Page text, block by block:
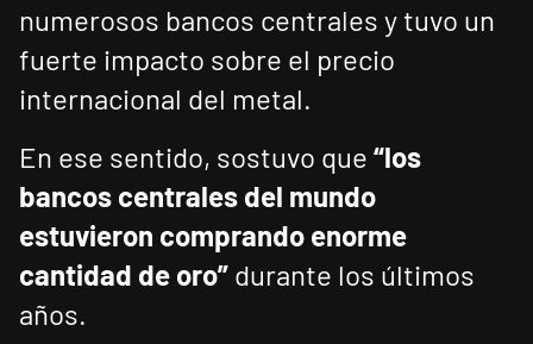
numerosos bancos centrales y tuvo un
fuerte impacto sobre el precio
internacional del metal.
En ese sentido, sostuvo que “los
bancos centrales del mundo
estuvieron comprando enorme
cantidad de oro” durante los últimos
años.